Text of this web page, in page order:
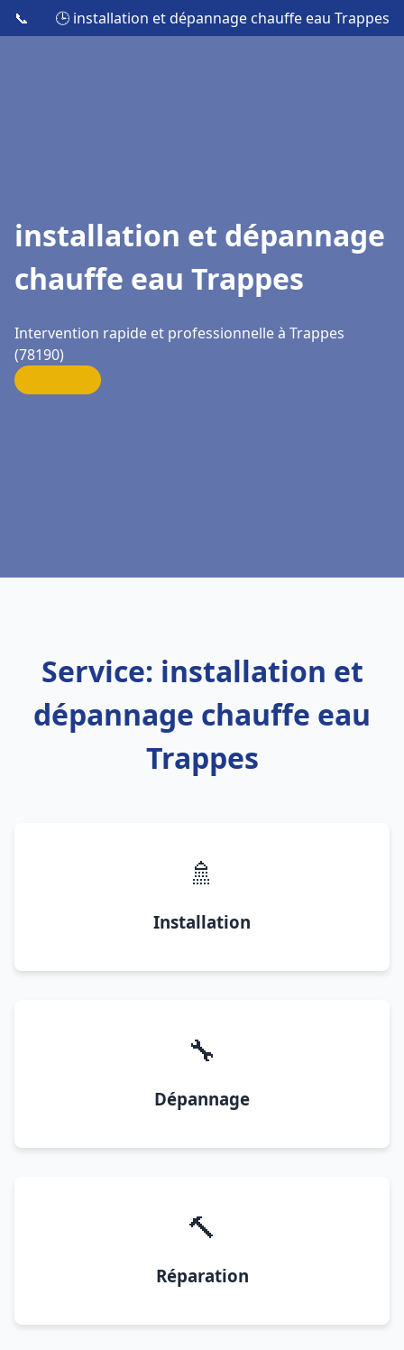
📞 🕒 installation et dépannage chauffe eau Trappes
installation et dépannage
chauffe eau Trappes
Intervention rapide et professionnelle à Trappes
(78190)
Service: installation et
dépannage chauffe eau
Trappes
🚿
Installation
🔧
Dépannage
🔨
Réparation